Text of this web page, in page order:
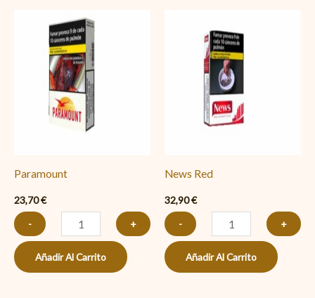
Paramount
23,70€
-
Paramount
cantidad
+
Añadir Al Carrito
News Red
32,90€
-
Red
cantidad
+
Añadir Al Carrito